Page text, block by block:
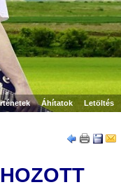
Áhítatok Letöltés